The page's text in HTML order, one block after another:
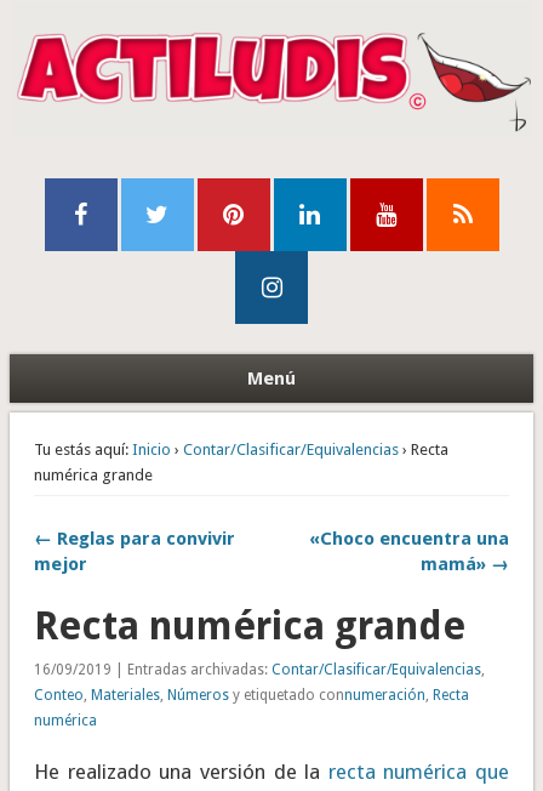
Menú
Tu estás aquí: Inicio › Contar/Clasificar/Equivalencias› Recta
numérica grande
← Reglas para convivir
mejor
«Choco encuentra una
mamá» →
Recta numérica grande
16/09/2019 | Entradas archivadas: Contar/Clasificar/Equivalencias,
Conteo, Materiales, Númerosy etiquetado connumeración, Recta
numérica
He realizado una versión de la recta numérica que